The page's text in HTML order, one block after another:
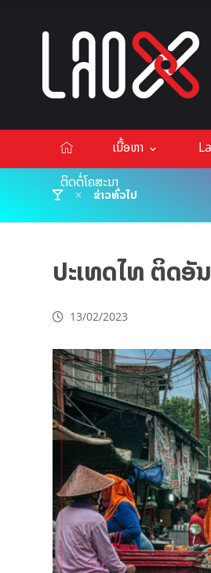
ເນື້ອຫາ
ຕິດຕໍ່ໂຄສະນາ
ຂ່າວທົ່ວໄປ
ປະເທດໄທ ຕິດ
13/02/2023